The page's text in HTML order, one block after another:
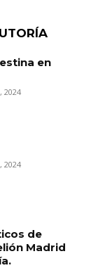
en
2024
2024
de
Madrid